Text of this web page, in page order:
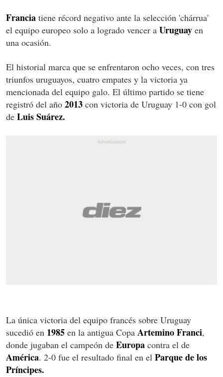
Francia tiene récord negativo ante la selección 'chárrua'
el equipo europeo solo a logrado vencer a Uruguay en
una ocasión.
El historial marca que se enfrentaron ocho veces, con tres
triunfos uruguayos, cuatro empates y la victoria ya
mencionada del equipo galo. El último partido se tiene
registró del año 2013 con victoria de Uruguay 1-0 con gol
de Luis Suárez.
La única victoria del equipo francés sobre Uruguay
sucedió en 1985 en la antigua Copa Artemino Franci,
donde jugaban el campeón de Europa contra el de
América. 2-0 fue el resultado final en el Parque de los
Príncipes.